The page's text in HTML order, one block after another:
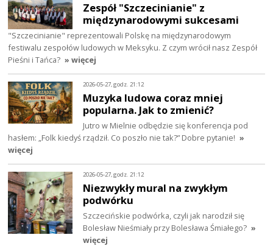
Zespół "Szczecinianie" z
międzynarodowymi sukcesami
"Szczecinianie" reprezentowali Polskę na międzynarodowym
festiwalu zespołów ludowych w Meksyku. Z czym wrócił nasz Zespół
Pieśni i Tańca? » więcej
2026-05-27, godz. 21:12
Muzyka ludowa coraz mniej
popularna. Jak to zmienić?
Jutro w Mielnie odbędzie się konferencja pod
hasłem: „Folk kiedyś rządził. Co poszło nie tak?” Dobre pytanie! »
więcej
2026-05-27, godz. 21:12
Niezwykły mural na zwykłym
podwórku
Szczecińskie podwórka, czyli jak narodził się
Bolesław Nieśmiały przy Bolesława Śmiałego? »
więcej